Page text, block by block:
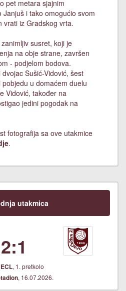
pet metara sjajnim
i tako omogućio svom
vrati iz Gradskog vrta.
susret, koji je
na obje strane, završen
- podjelom bodova.
Sušić-Vidović, šest
u domaćem duelu
Vidović, također na
jedini pogodak na
fotografija sa ove utakmice
.
utakmica
2:1
, 1. pretkolo
, 16.07.2026.